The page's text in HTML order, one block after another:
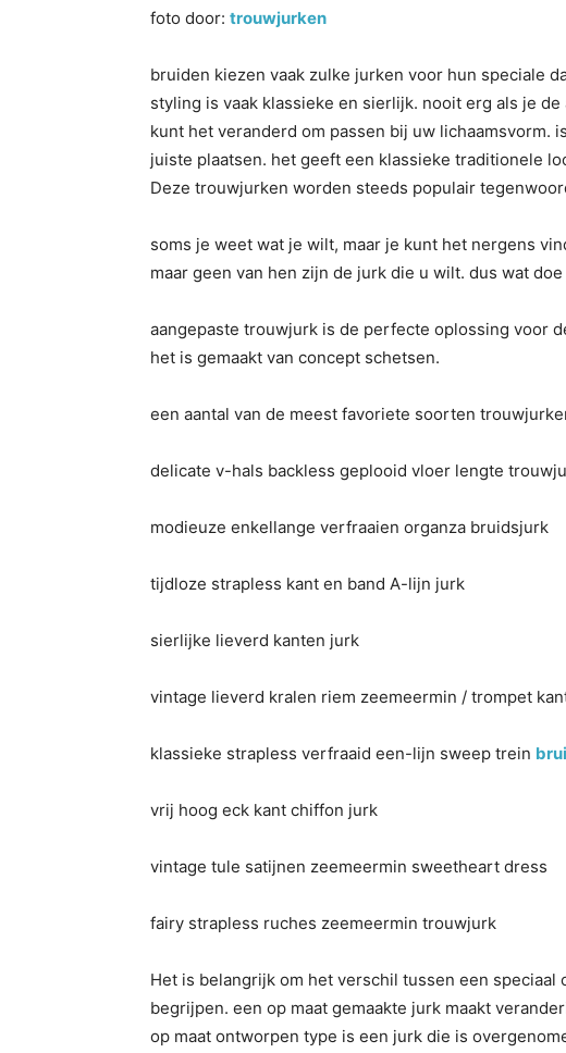
foto door: trouwjurken
bruiden kiezen vaak zulke jurken voor hun speciale
styling is vaak klassieke en sierlijk. nooit erg als je
kunt het veranderd om passen bij uw lichaamsvorm.
juiste plaatsen. het geeft een klassieke traditionele
Deze trouwjurken worden steeds populair
soms je weet wat je wilt, maar je kunt het nergens
maar geen van hen zijn de jurk die u wilt. dus wat doe
aangepaste trouwjurk is de perfecte oplossing voor
het is gemaakt van concept schetsen.
een aantal van de meest favoriete soorten
delicate v-hals backless geplooid vloer lengte
modieuze enkellange verfraaien organza bruidsjurk
tijdloze strapless kant en band A-lijn jurk
sierlijke lieverd kanten jurk
vintage lieverd kralen riem zeemeermin / trompet
klassieke strapless verfraaid een-lijn sweep trein
vrij hoog eck kant chiffon jurk
vintage tule satijnen zeemeermin sweetheart dress
fairy strapless ruches zeemeermin trouwjurk
Het is belangrijk om het verschil tussen een
begrijpen. een op maat gemaakte jurk maakt
op maat ontworpen type is een jurk die is